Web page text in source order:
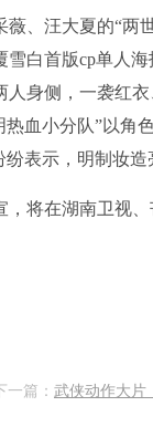
、汪大夏的“两
白首版cp单人
身侧，一袭红
血小分队”以角
表示，明制妆造
将在湖南卫视
一篇： 武侠动作大片